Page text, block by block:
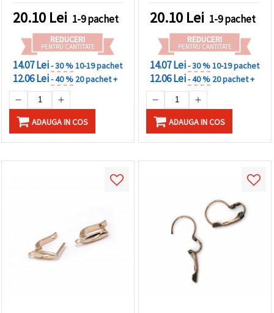
20.10 Lei 1-9 pachet
REDUCERI
PENTRU CANTITATE
14.07 Lei- 30 %10-19 pachet
12.06 Lei- 40 % 20 pachet +
ADAUGA IN COS
20.10 Lei 1-9 pachet
REDUCERI
PENTRU CANTITATE
14.07 Lei- 30 %10-19 pachet
12.06 Lei- 40 % 20 pachet +
ADAUGA IN COS